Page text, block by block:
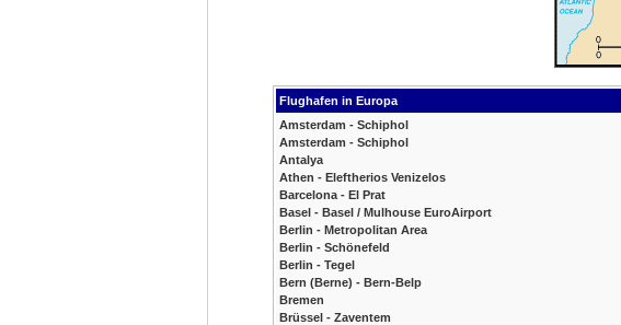
Flughafen in Europa
Amsterdam - Schiphol
Amsterdam - Schiphol
Antalya
Athen - Eleftherios Venizelos
Barcelona - El Prat
Basel - Basel / Mulhouse EuroAirport
Berlin - Metropolitan Area
Berlin - Schönefeld
Berlin - Tegel
Bern (Berne) - Bern-Belp
Bremen
Brüssel - Zaventem